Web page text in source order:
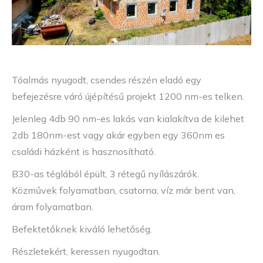
Tóalmás nyugodt, csendes részén eladó egy
befejezésre váró újépítésű projekt 1200 nm-es telken.
Jelenleg 4db 90 nm-es lakás van kialakítva de kilehet
2db 180nm-est vagy akár egyben egy 360nm es
családi házként is hasznosítható.
B30-as téglából épült, 3 rétegű nyílászárók.
Közművek folyamatban, csatorna, víz már bent van,
áram folyamatban.
Befektetőknek kiváló lehetőség.
Részletekért, keressen nyugodtan.